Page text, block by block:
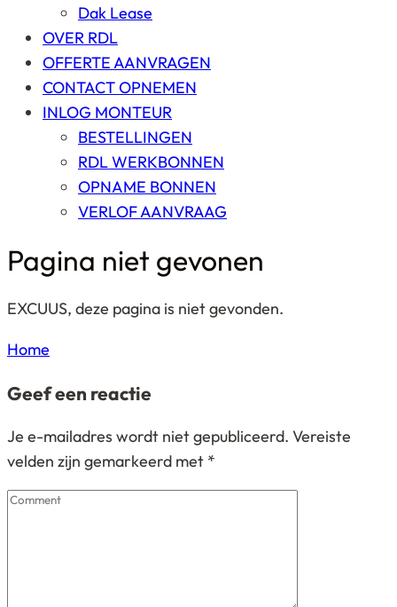
Dak Lease
OVER RDL
OFFERTE AANVRAGEN
CONTACT OPNEMEN
INLOG MONTEUR
BESTELLINGEN
RDL WERKBONNEN
OPNAME BONNEN
VERLOF AANVRAAG
Pagina niet gevonen
EXCUUS, deze pagina is niet gevonden.
Home
Geef een reactie
Je e-mailadres wordt niet gepubliceerd. Vereiste
velden zijn gemarkeerd met *
Comment